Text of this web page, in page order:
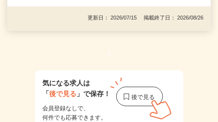
更新日： 2026/07/15 掲載終了日： 2026/08/26
1
気になる求人は
「後で見る 」で保存！
会員登録なしで、
何件でも応募できます。